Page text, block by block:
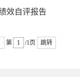
效自评报告
第 /1页 跳转